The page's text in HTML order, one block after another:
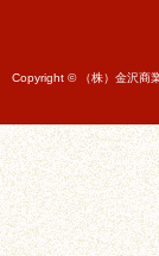
Copyright © （株）金沢商